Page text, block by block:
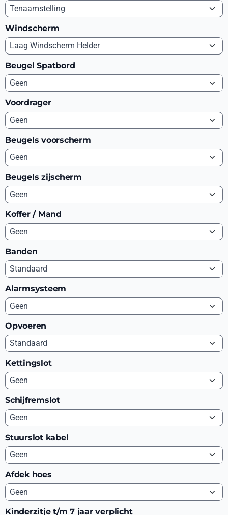
Windscherm
Beugel Spatbord
Voordrager
Beugels voorscherm
Beugels zijscherm
Koffer / Mand
Banden
Alarmsysteem
Opvoeren
Kettingslot
Schijfremslot
Stuurslot kabel
Afdek hoes
Kinderzitje t/m 7 jaar verplicht